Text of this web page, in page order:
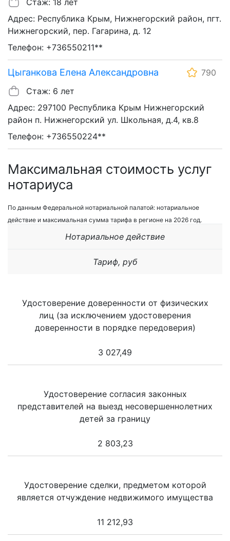
Стаж: 18 лет
Адрес: Республика Крым, Нижнегорский район, пгт.
Нижнегорский, пер. Гагарина, д. 12
Телефон: +736550211**
Цыганкова Елена Александровна
790
Стаж: 6 лет
Адрес: 297100 Республика Крым Нижнегорский
район п. Нижнегорский ул. Школьная, д.4, кв.8
Телефон: +736550224**
Максимальная стоимость услуг
нотариуса
По данным Федеральной нотариальной палатой: нотариальное
действие и максимальная сумма тарифа в регионе на 2026 год.
Нотариальное действие
Тариф, руб
Удостоверение доверенности от физических
лиц (за исключением удостоверения
доверенности в порядке передоверия)
3 027,49
Удостоверение согласия законных
представителей на выезд несовершеннолетних
детей за границу
2 803,23
Удостоверение сделки, предметом которой
является отчуждение недвижимого имущества
11 212,93